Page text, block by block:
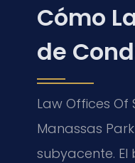
Cómo
de
Law Offices
Manassas
subyacente.